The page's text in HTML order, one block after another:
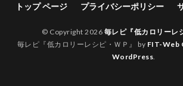
トップ ページ プライバシーポリシー
© Copyright 2026 毎レピ『低カロリーレ
毎レピ『低カロリーレシピ・ＷＰ』 by FIT-Web
WordPress.